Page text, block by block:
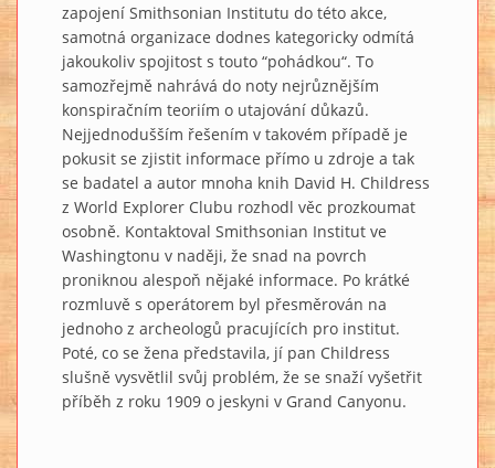
zapojení Smithsonian Institutu do této akce,
samotná organizace dodnes kategoricky odmítá
jakoukoliv spojitost s touto “pohádkou“. To
samozřejmě nahrává do noty nejrůznějším
konspiračním teoriím o utajování důkazů.
Nejjednodušším řešením v takovém případě je
pokusit se zjistit informace přímo u zdroje a tak
se badatel a autor mnoha knih David H. Childress
z World Explorer Clubu rozhodl věc prozkoumat
osobně. Kontaktoval Smithsonian Institut ve
Washingtonu v naději, že snad na povrch
proniknou alespoň nějaké informace. Po krátké
rozmluvě s operátorem byl přesměrován na
jednoho z archeologů pracujících pro institut.
Poté, co se žena představila, jí pan Childress
slušně vysvětlil svůj problém, že se snaží vyšetřit
příběh z roku 1909 o jeskyni v Grand Canyonu.